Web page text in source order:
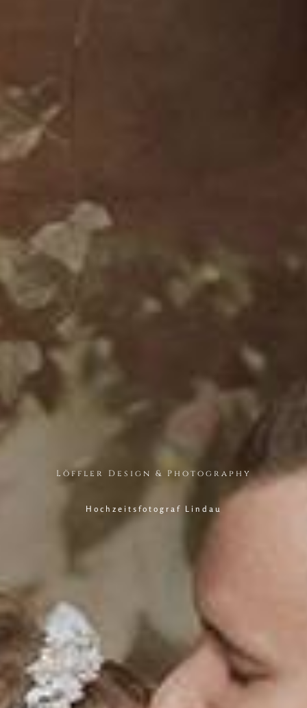
Löffler Design & Photography
Hochzeitsfotograf Lindau